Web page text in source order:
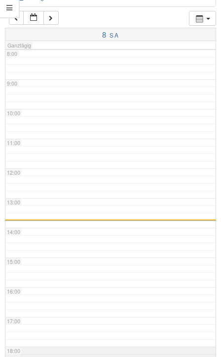
8 SA
Ganztägig
7:00
8:00
9:00
10:00
11:00
12:00
13:00
14:00
15:00
16:00
17:00
18:00